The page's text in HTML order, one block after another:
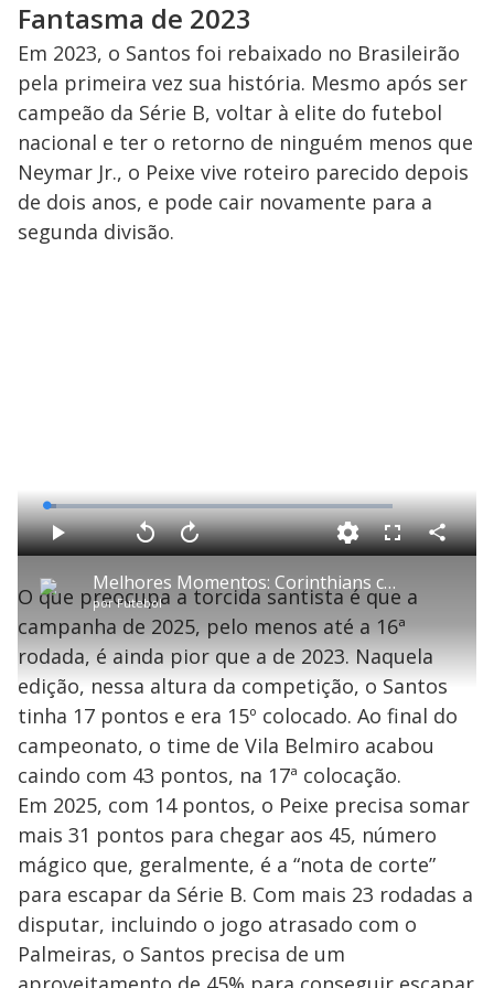
Fantasma de 2023
Em 2023, o Santos foi rebaixado no Brasileirão
pela primeira vez sua história. Mesmo após ser
campeão da Série B, voltar à elite do futebol
nacional e ter o retorno de ninguém menos que
Neymar Jr., o Peixe vive roteiro parecido depois
de dois anos, e pode cair novamente para a
segunda divisão.
P
l
a
y
V
i
Melhores Momentos: Corinthians chega perto da vitória no fim, mas fica no 0 x 0 com o Cruzeiro
porFutebol
P V
t
a
r
e
g
n
d
s
A
a
n
ç
a
r
1
0
s
e
u
n
M
o
L
o
a
d
e
:
3
.
0
%
F
l
s
c
r
e
e
n
C
o
O que preocupa a torcida santista é que a
campanha de 2025, pelo menos até a 16ª
rodada, é ainda pior que a de 2023. Naquela
edição, nessa altura da competição, o Santos
tinha 17 pontos e era 15º colocado. Ao final do
campeonato, o time de Vila Belmiro acabou
caindo com 43 pontos, na 17ª colocação.
Em 2025, com 14 pontos, o Peixe precisa somar
mais 31 pontos para chegar aos 45, número
mágico que, geralmente, é a “nota de corte”
para escapar da Série B. Com mais 23 rodadas a
disputar, incluindo o jogo atrasado com o
Palmeiras, o Santos precisa de um